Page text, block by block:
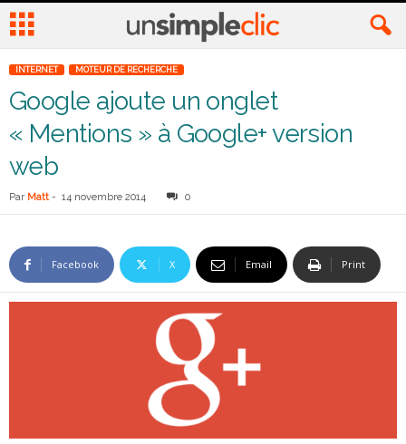
INTERNET MOTEUR DE RECHERCHE
Google ajoute un onglet
« Mentions » à Google+ version
web
Par Matt - 14 novembre 2014 0
Facebook X Email Print